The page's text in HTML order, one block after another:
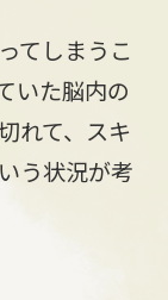
てしまうこ
いた脳内の
れて、スキ
う状況が考